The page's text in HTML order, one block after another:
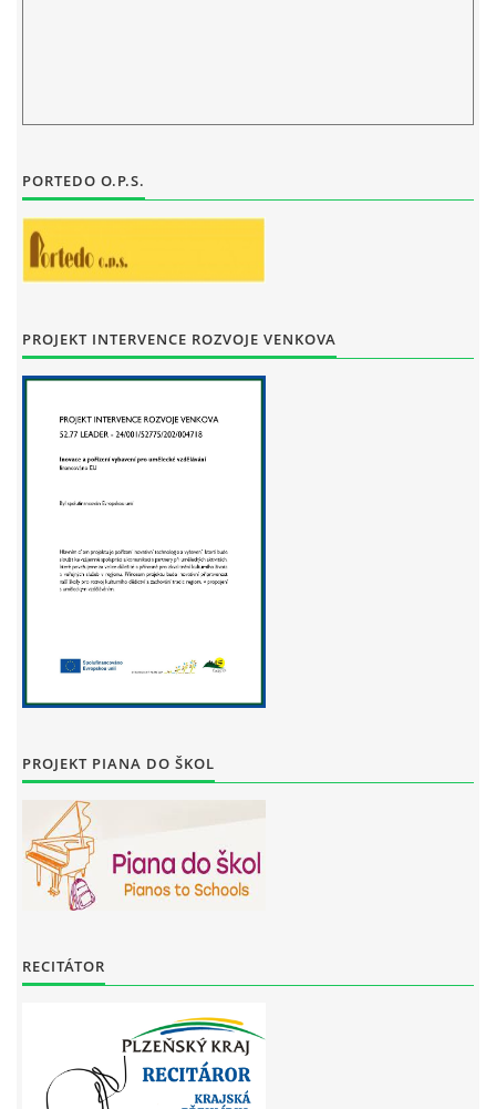
KOMENSKÉHO 196
© 2026 eStránky.cz |Tisk|Aktualizováno: 29. 7. 2026
PORTEDO O.P.S.
PROJEKT INTERVENCE ROZVOJE VENKOVA
PROJEKT PIANA DO ŠKOL
RECITÁTOR